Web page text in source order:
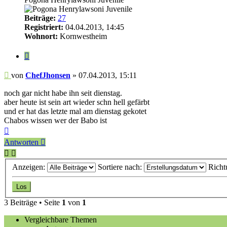
Beiträge: 27
Registriert: 04.04.2013, 14:45
Wohnort: Kornwestheim
Zitieren
Beitrag
von ChefJhonsen » 07.04.2013, 15:11
noch gar nicht habe ihn seit dienstag.
aber heute ist sein art wieder schn hell gefärbt
und er hat das letzte mal am dienstag gekotet
Chabos wissen wer der Babo ist
oben
Antworten
Anzeigen: Sortiere nach:
3 Beiträge • Seite 1 von 1
Vergleichbare Themen